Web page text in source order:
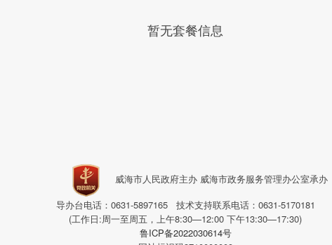
暂无套餐信息
威海市人民政府主办 威海市政务服务管理办公室承办
导办台电话：0631-5897165 技术支持联系电话：0631-5170181
(工作日:周一至周五，上午8:30—12:00 下午13:30—17:30)
鲁ICP备2022030614号